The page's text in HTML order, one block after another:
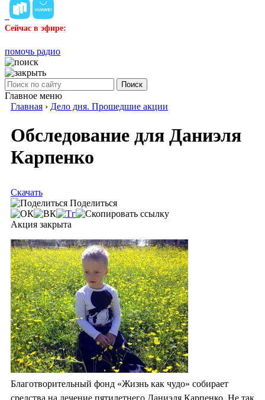
Сейчас в эфире:
помочь радио
Поиск
Главное меню
Главная › Дело дня. Прошедшие акции
Обследование для Даниэля
Карпенко
Скачать
Поделиться
Акция закрыта
Благотворительный фонд «Жизнь как чудо» собирает
средства на лечение пятилетнего Даниэля Карпенко. Не так